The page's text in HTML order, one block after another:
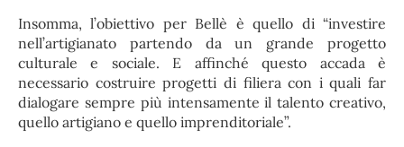
Insomma, l’obiettivo per Bellè è quello di “investire
nell’artigianato partendo da un grande progetto
culturale e sociale. E affinché questo accada è
necessario costruire progetti di filiera con i quali far
dialogare sempre più intensamente il talento creativo,
quello artigiano e quello imprenditoriale”.